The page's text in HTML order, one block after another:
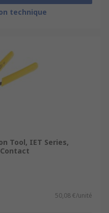
technique
Tool, IET Series,
50,08 €/unité